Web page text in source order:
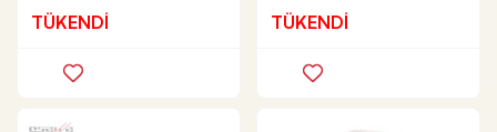
TÜKENDİ TÜKENDİ